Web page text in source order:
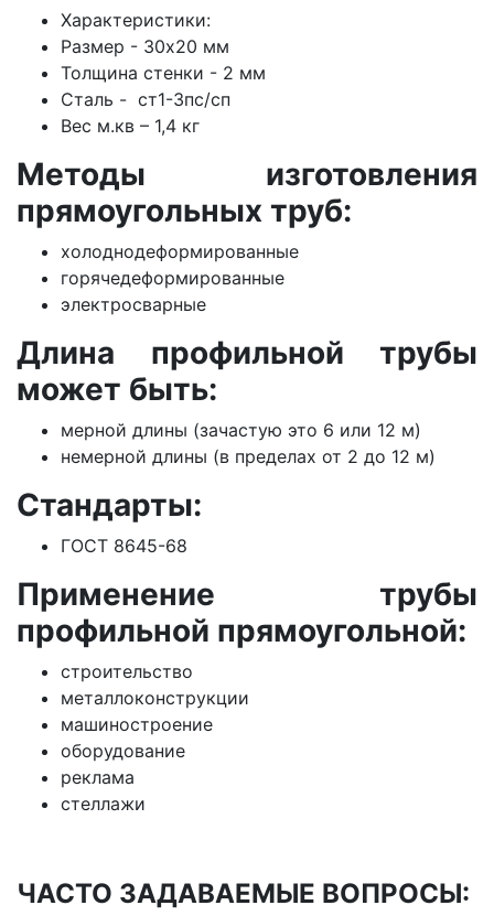
Характеристики:
Размер - 30х20 мм
Толщина стенки - 2 мм
Сталь - ст1-3пс/сп
Вес м.кв – 1,4 кг
Методы изготовления
прямоугольных труб:
холоднодеформированные
горячедеформированные
электросварные
Длина профильной трубы
может быть:
мерной длины (зачастую это 6 или 12 м)
немерной длины (в пределах от 2 до 12 м)
Стандарты:
ГОСТ 8645-68
Применение трубы
профильной прямоугольной:
строительство
металлоконструкции
машиностроение
оборудование
реклама
стеллажи
ЧАСТО ЗАДАВАЕМЫЕ ВОПРОСЫ: